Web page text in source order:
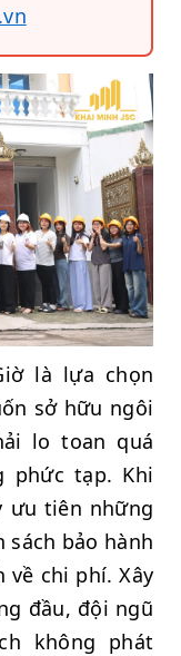
là lựa chọn
sở hữu ngôi
lo toan quá
phức tạp. Khi
ưu tiên những
sách bảo hành
về chi phí. Xây
đầu, đội ngũ
không phát